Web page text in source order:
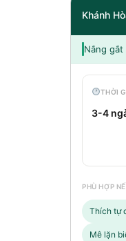
Khánh
Nắng
THỜI
3-4
PHÙ HỢP
Thích tự
Mê lặn